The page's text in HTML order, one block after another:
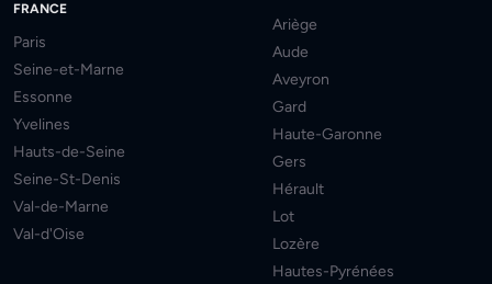
FRANCE
Paris
Seine-et-Marne
Essonne
Yvelines
Hauts-de-Seine
Seine-St-Denis
Val-de-Marne
Val-d'Oise
Ariège
Aude
Aveyron
Gard
Haute-Garonne
Gers
Hérault
Lot
Lozère
Hautes-Pyrénées